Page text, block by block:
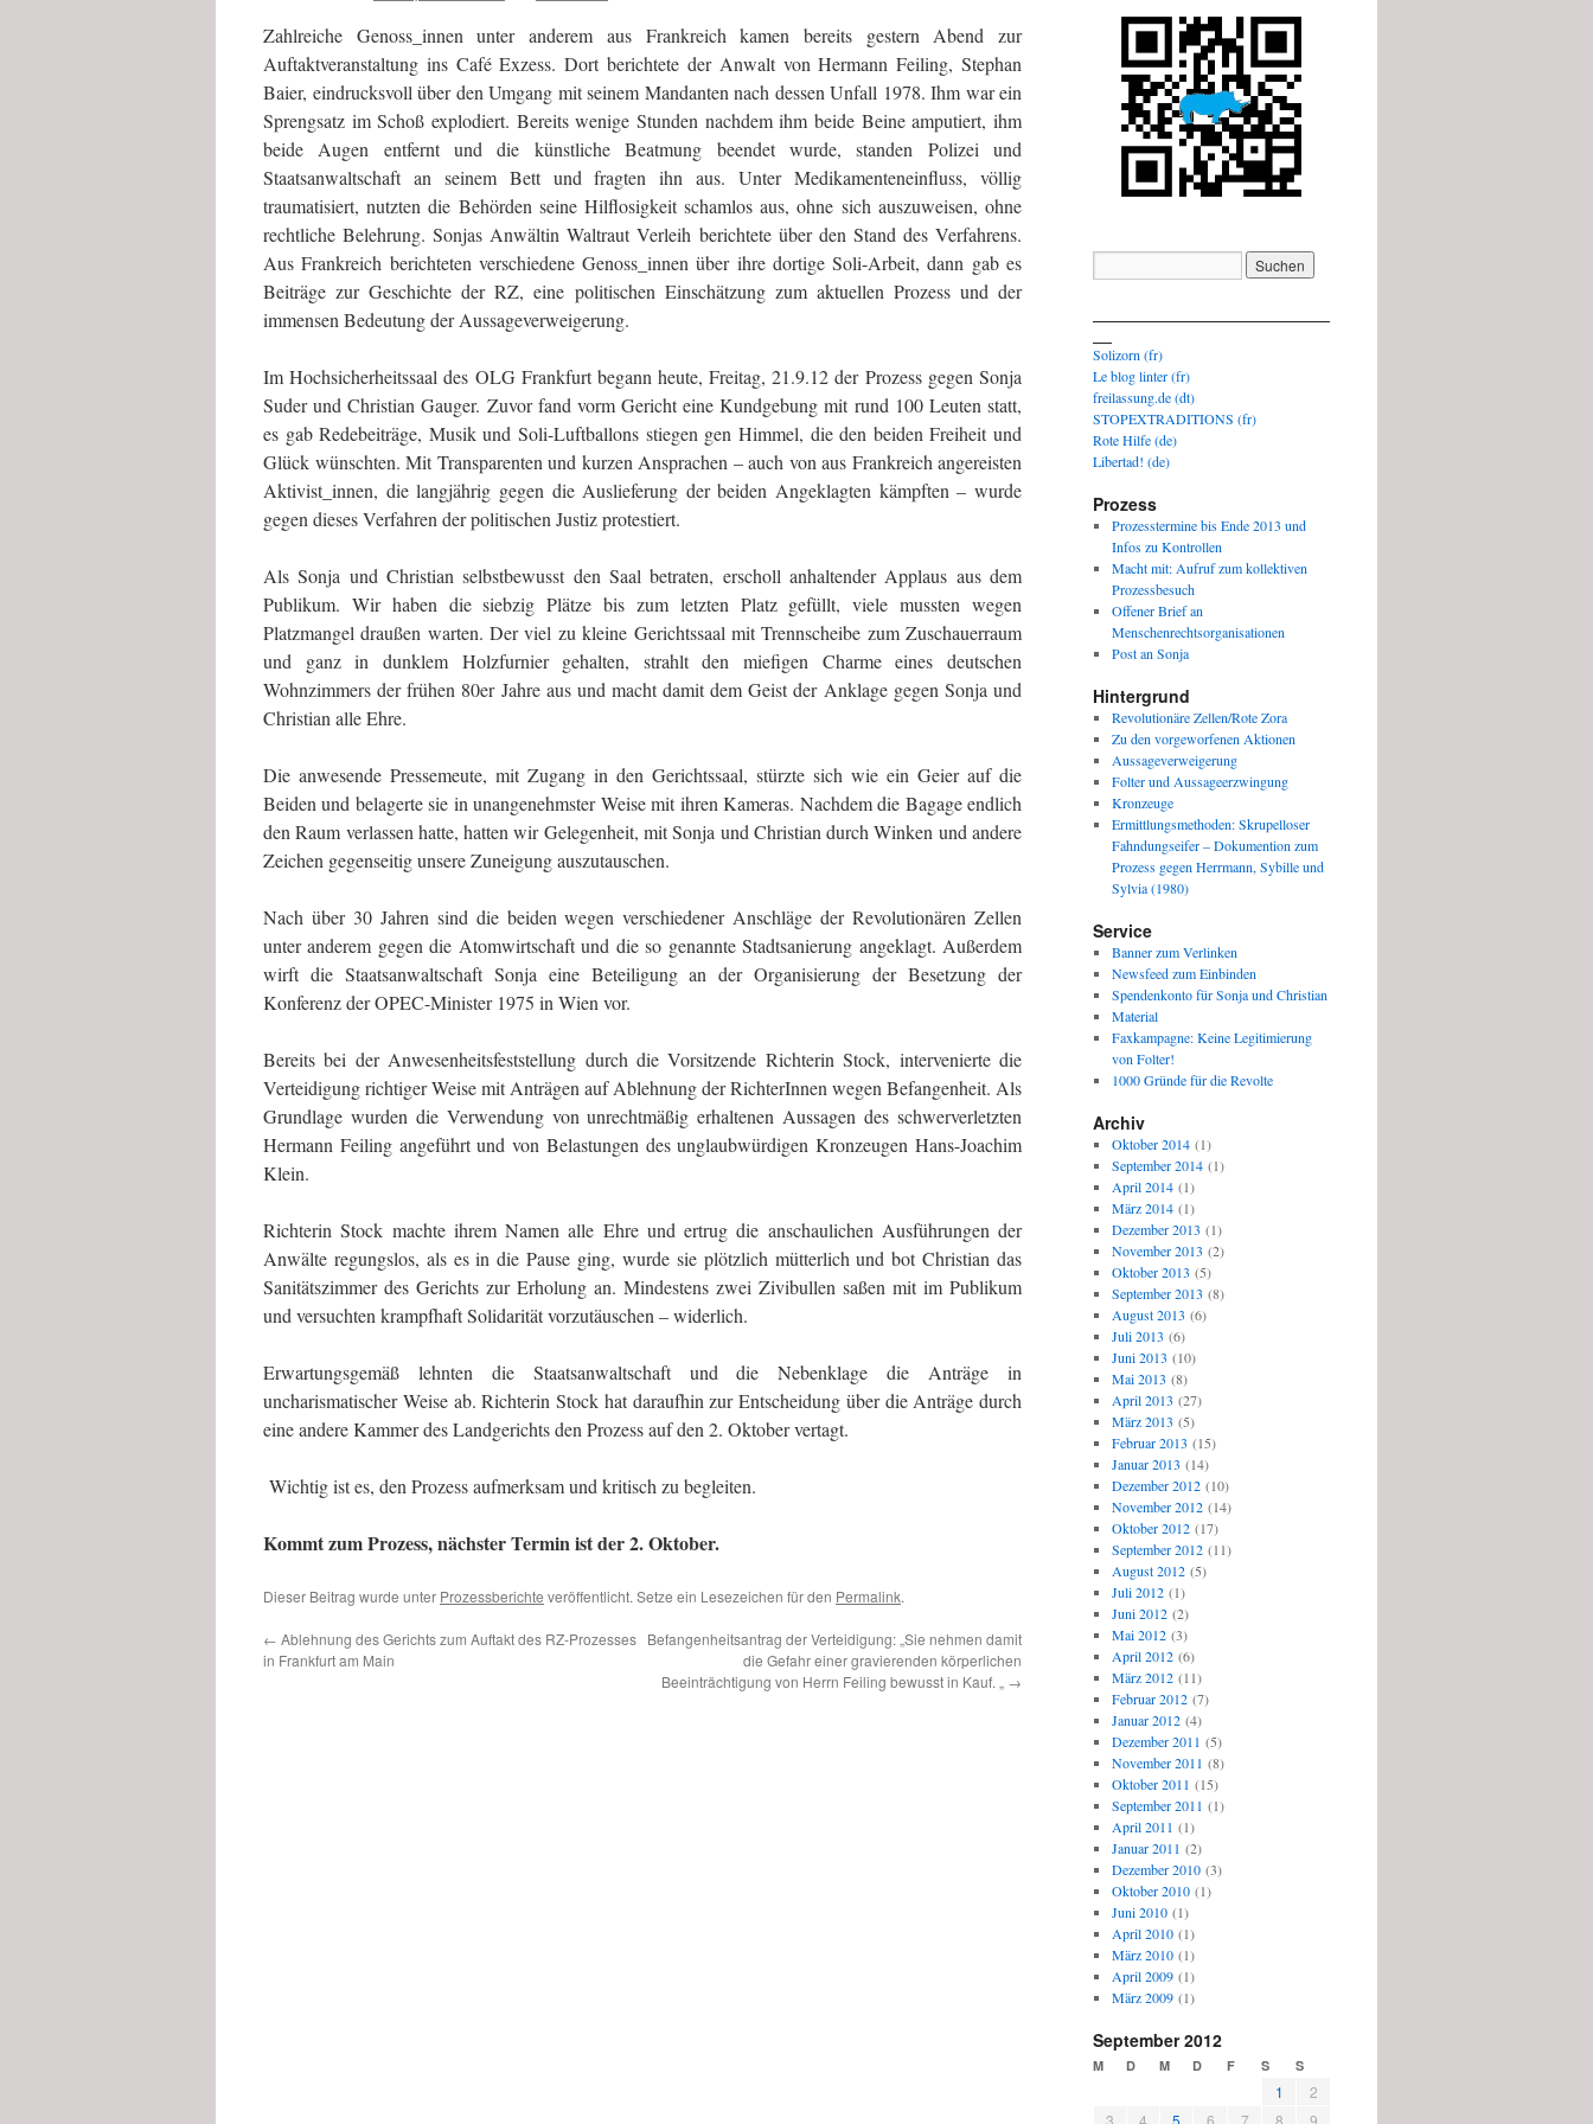
Zahlreiche Genoss_innen unter anderem aus Frankreich kamen bereits gestern Abend zur
Auftaktveranstaltung ins Café Exzess. Dort berichtete der Anwalt von Hermann Feiling, Stephan
Baier, eindrucksvoll über den Umgang mit seinem Mandanten nach dessen Unfall 1978. Ihm war ein
Sprengsatz im Schoß explodiert. Bereits wenige Stunden nachdem ihm beide Beine amputiert, ihm
beide Augen entfernt und die künstliche Beatmung beendet wurde, standen Polizei und
Staatsanwaltschaft an seinem Bett und fragten ihn aus. Unter Medikamenteneinfluss, völlig
traumatisiert, nutzten die Behörden seine Hilflosigkeit schamlos aus, ohne sich auszuweisen, ohne
rechtliche Belehrung. Sonjas Anwältin Waltraut Verleih berichtete über den Stand des Verfahrens.
Aus Frankreich berichteten verschiedene Genoss_innen über ihre dortige Soli-Arbeit, dann gab es
Beiträge zur Geschichte der RZ, eine politischen Einschätzung zum aktuellen Prozess und der
immensen Bedeutung der Aussageverweigerung.
Im Hochsicherheitssaal des OLG Frankfurt begann heute, Freitag, 21.9.12 der Prozess gegen Sonja
Suder und Christian Gauger. Zuvor fand vorm Gericht eine Kundgebung mit rund 100 Leuten statt,
es gab Redebeiträge, Musik und Soli-Luftballons stiegen gen Himmel, die den beiden Freiheit und
Glück wünschten. Mit Transparenten und kurzen Ansprachen – auch von aus Frankreich angereisten
Aktivist_innen, die langjährig gegen die Auslieferung der beiden Angeklagten kämpften – wurde
gegen dieses Verfahren der politischen Justiz protestiert.
Als Sonja und Christian selbstbewusst den Saal betraten, erscholl anhaltender Applaus aus dem
Publikum. Wir haben die siebzig Plätze bis zum letzten Platz gefüllt, viele mussten wegen
Platzmangel draußen warten. Der viel zu kleine Gerichtssaal mit Trennscheibe zum Zuschauerraum
und ganz in dunklem Holzfurnier gehalten, strahlt den miefigen Charme eines deutschen
Wohnzimmers der frühen 80er Jahre aus und macht damit dem Geist der Anklage gegen Sonja und
Christian alle Ehre.
Die anwesende Pressemeute, mit Zugang in den Gerichtssaal, stürzte sich wie ein Geier auf die
Beiden und belagerte sie in unangenehmster Weise mit ihren Kameras. Nachdem die Bagage endlich
den Raum verlassen hatte, hatten wir Gelegenheit, mit Sonja und Christian durch Winken und andere
Zeichen gegenseitig unsere Zuneigung auszutauschen.
Nach über 30 Jahren sind die beiden wegen verschiedener Anschläge der Revolutionären Zellen
unter anderem gegen die Atomwirtschaft und die so genannte Stadtsanierung angeklagt. Außerdem
wirft die Staatsanwaltschaft Sonja eine Beteiligung an der Organisierung der Besetzung der
Konferenz der OPEC-Minister 1975 in Wien vor.
Bereits bei der Anwesenheitsfeststellung durch die Vorsitzende Richterin Stock, intervenierte die
Verteidigung richtiger Weise mit Anträgen auf Ablehnung der RichterInnen wegen Befangenheit. Als
Grundlage wurden die Verwendung von unrechtmäßig erhaltenen Aussagen des schwerverletzten
Hermann Feiling angeführt und von Belastungen des unglaubwürdigen Kronzeugen Hans-Joachim
Klein.
Richterin Stock machte ihrem Namen alle Ehre und ertrug die anschaulichen Ausführungen der
Anwälte regungslos, als es in die Pause ging, wurde sie plötzlich mütterlich und bot Christian das
Sanitätszimmer des Gerichts zur Erholung an. Mindestens zwei Zivibullen saßen mit im Publikum
und versuchten krampfhaft Solidarität vorzutäuschen – widerlich.
Erwartungsgemäß lehnten die Staatsanwaltschaft und die Nebenklage die Anträge in
uncharismatischer Weise ab. Richterin Stock hat daraufhin zur Entscheidung über die Anträge durch
eine andere Kammer des Landgerichts den Prozess auf den 2. Oktober vertagt.
Wichtig ist es, den Prozess aufmerksam und kritisch zu begleiten.
Kommt zum Prozess, nächster Termin ist der 2. Oktober.
Dieser Beitrag wurde unter Prozessberichte veröffentlicht. Setze ein Lesezeichen für den Permalink.
← Ablehnung des Gerichts zum Auftakt des RZ-Prozesses
in Frankfurt am Main
Befangenheitsantrag der Verteidigung: „Sie nehmen damit
die Gefahr einer gravierenden körperlichen
Beeinträchtigung von Herrn Feiling bewusst in Kauf. „ →
Solizorn (fr)
Le blog linter (fr)
freilassung.de (dt)
STOPEXTRADITIONS (fr)
Rote Hilfe (de)
Libertad! (de)
Prozess
Prozesstermine bis Ende 2013 und
Infos zu Kontrollen
Macht mit: Aufruf zum kollektiven
Prozessbesuch
Offener Brief an
Menschenrechtsorganisationen
Post an Sonja
Hintergrund
Revolutionäre Zellen/Rote Zora
Zu den vorgeworfenen Aktionen
Aussageverweigerung
Folter und Aussageerzwingung
Kronzeuge
Ermittlungsmethoden: Skrupelloser
Fahndungseifer – Dokumention zum
Prozess gegen Herrmann, Sybille und
Sylvia (1980)
Service
Banner zum Verlinken
Newsfeed zum Einbinden
Spendenkonto für Sonja und Christian
Material
Faxkampagne: Keine Legitimierung
von Folter!
1000 Gründe für die Revolte
Archiv
Oktober 2014(1)
September 2014(1)
April 2014(1)
März 2014(1)
Dezember 2013 (1)
November 2013 (2)
Oktober 2013 (5)
September 2013 (8)
August 2013 (6)
Juli 2013 (6)
Juni 2013 (10)
Mai 2013 (8)
April 2013 (27)
März 2013 (5)
Februar 2013 (15)
Januar 2013 (14)
Dezember 2012(10)
November 2012(14)
Oktober 2012(17)
September 2012(11)
August 2012(5)
Juli 2012(1)
Juni 2012(2)
Mai 2012(3)
April 2012(6)
März 2012(11)
Februar 2012(7)
Januar 2012(4)
Dezember 2011 (5)
November 2011 (8)
Oktober 2011 (15)
September 2011 (1)
April 2011 (1)
Januar 2011 (2)
Dezember 2010(3)
Oktober 2010(1)
Juni 2010(1)
April 2010(1)
März 2010(1)
April 2009(1)
März 2009(1)
September 2012
M D M D F S S
1
2
3
4 5 6 7 8 9